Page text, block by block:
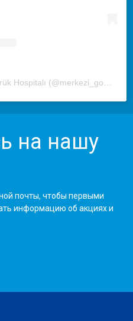
A post shared by Mərkəzi Gömrük Hospitalı (@merkezi_gomruk_hospitali)
на нашу
почты, чтобы первыми
информацию об акциях и